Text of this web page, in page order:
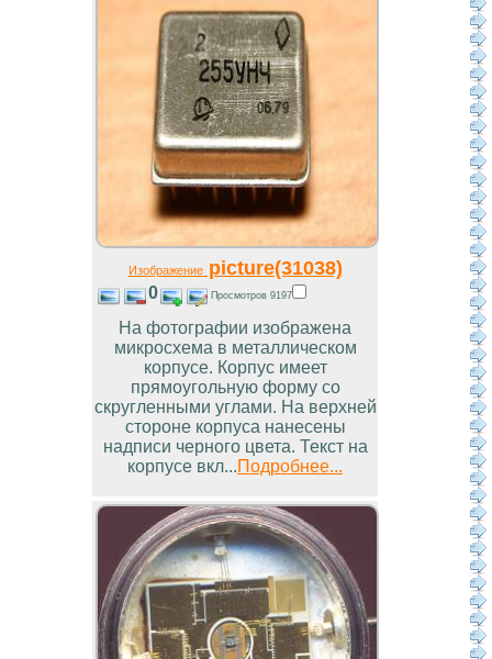
Изображениеpicture(31038)
0 Просмотров 9197
На фотографии изображена
микросхема в металлическом
корпусе. Корпус имеет
прямоугольную форму со
скругленными углами. На верхней
стороне корпуса нанесены
надписи черного цвета. Текст на
корпусе вкл...Подробнее...